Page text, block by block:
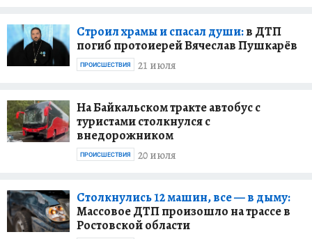
Строил храмы и спасал души:в ДТП
погиб протоиерей Вячеслав Пушкарёв
21 июля
ПРОИСШЕСТВИЯ
На Байкальском тракте автобус с
туристами столкнулся с
внедорожником
20 июля
ПРОИСШЕСТВИЯ
Столкнулись 12 машин, все — в дыму:
Массовое ДТП произошло на трассе в
Ростовской области